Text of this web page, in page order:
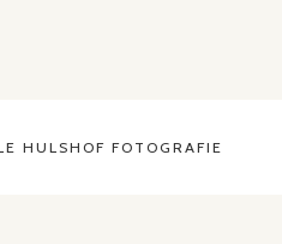
HULSHOF FOTOGRAFIE